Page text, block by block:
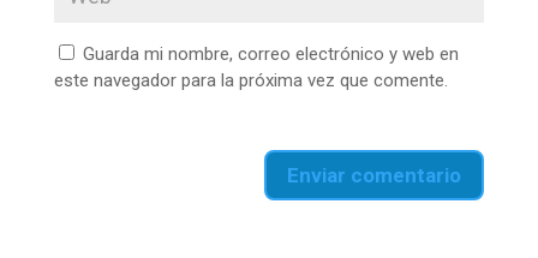
Guarda mi nombre, correo electrónico y web en
este navegador para la próxima vez que comente.